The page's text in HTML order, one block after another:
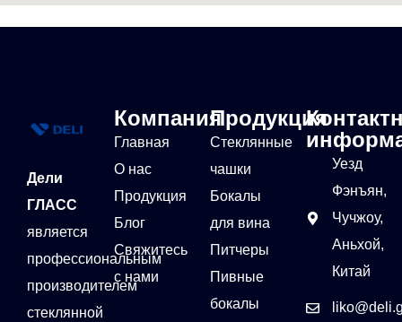
Дели
ГЛАСС
является
профессиональным
производителем
стеклянной
Компания
Главная
О нас
Продукция
Блог
Свяжитесь
с нами
Продукция
Стеклянные
чашки
Бокалы
для вина
Питчеры
Пивные
бокалы
Уезд
Фэнъян,
Чучжоу,
Аньхой,
Китай